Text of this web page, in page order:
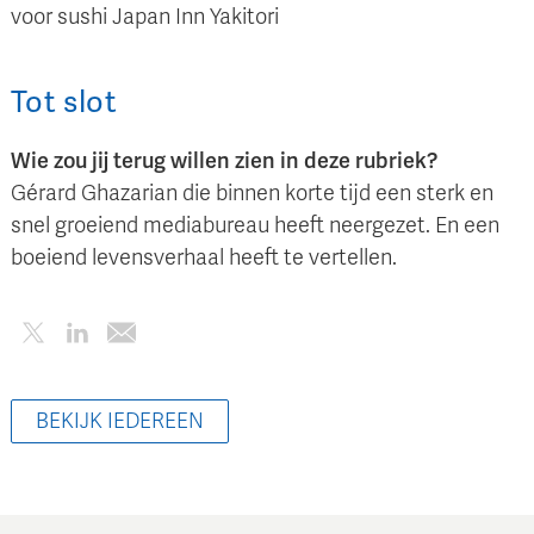
voor sushi Japan Inn Yakitori
Tot slot
Wie zou jij terug willen zien in deze rubriek?
Gérard Ghazarian die binnen korte tijd een sterk en
snel groeiend mediabureau heeft neergezet. En een
boeiend levensverhaal heeft te vertellen.
BEKIJK IEDEREEN